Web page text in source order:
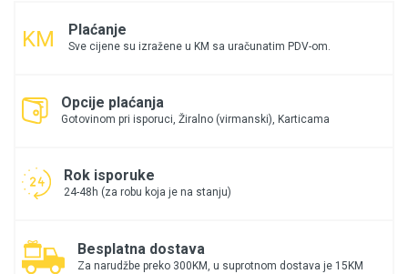
Plaćanje
Sve cijene su izražene u KM sa uračunatim PDV-om.
Opcije plaćanja
Gotovinom pri isporuci, Žiralno (virmanski), Karticama
Rok isporuke
24-48h (za robu koja je na stanju)
Besplatna dostava
Za narudžbe preko 300KM, u suprotnom dostava je 15KM